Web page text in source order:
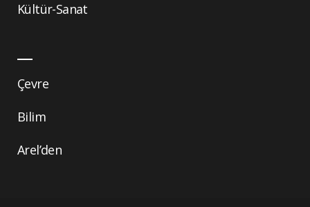
Kültür-Sanat
Çevre
Bilim
Arel’den